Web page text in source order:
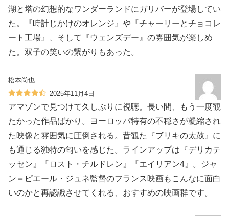
湖と塔の幻想的なワンダーランドにガリバーが登場してい
た。『時計じかけのオレンジ』や『チャーリーとチョコレ
ート工場』、そして『ウェンズデー』の雰囲気が楽しめ
た。双子の笑いの繋がりもあった。
松本尚也
2025年11月4日
アマゾンで見つけて久しぶりに視聴。長い間、もう一度観
たかった作品ばかり。ヨーロッパ特有の不穏さが凝縮され
た映像と雰囲気に圧倒される。昔観た『ブリキの太鼓』に
も通じる独特の匂いを感じた。ラインアップは『デリカテ
ッセン』『ロスト・チルドレン』『エイリアン4』。ジャ
ン＝ピエール・ジュネ監督のフランス映画もこんなに面白
いのかと再認識させてくれる、おすすめの映画群です。